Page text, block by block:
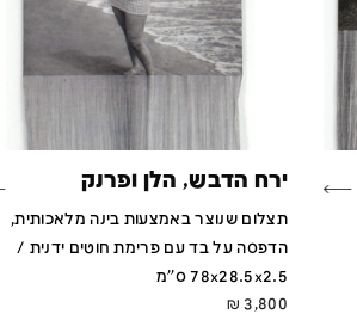
ירח הדבש, הלן ופרנק
תצלום שנוצר באמצעות בינה מלאכותית,
הדפסה על בד עם פרימת חוטים ידנית /
78x28.5x2.5 ס''מ
3,800
₪